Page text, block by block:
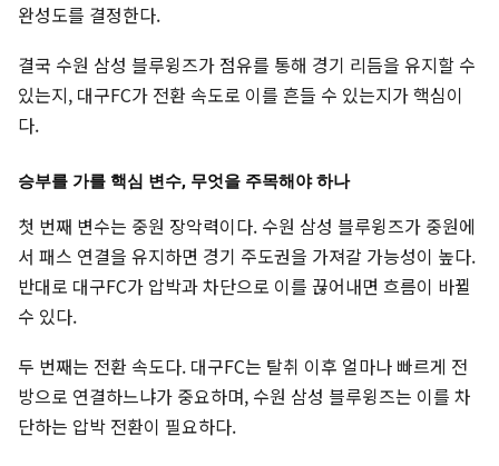
완성도를 결정한다.
결국 수원 삼성 블루윙즈가 점유를 통해 경기 리듬을 유지할 수
있는지, 대구FC가 전환 속도로 이를 흔들 수 있는지가 핵심이
다.
승부를 가를 핵심 변수, 무엇을 주목해야 하나
첫 번째 변수는 중원 장악력이다. 수원 삼성 블루윙즈가 중원에
서 패스 연결을 유지하면 경기 주도권을 가져갈 가능성이 높다.
반대로 대구FC가 압박과 차단으로 이를 끊어내면 흐름이 바뀔
수 있다.
두 번째는 전환 속도다. 대구FC는 탈취 이후 얼마나 빠르게 전
방으로 연결하느냐가 중요하며, 수원 삼성 블루윙즈는 이를 차
단하는 압박 전환이 필요하다.